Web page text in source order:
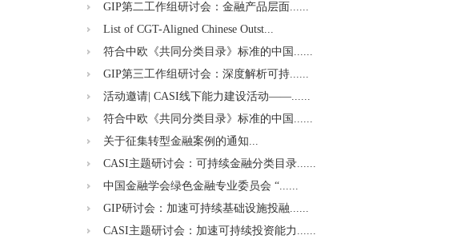
GIP第二工作组研讨会：金融产品层面......
List of CGT-Aligned Chinese Outst...
符合中欧《共同分类目录》标准的中国......
GIP第三工作组研讨会：深度解析可持......
活动邀请| CASI线下能力建设活动——......
符合中欧《共同分类目录》标准的中国......
关于征集转型金融案例的通知...
CASI主题研讨会：可持续金融分类目录......
中国金融学会绿色金融专业委员会 “......
GIP研讨会：加速可持续基础设施投融......
CASI主题研讨会：加速可持续投资能力......